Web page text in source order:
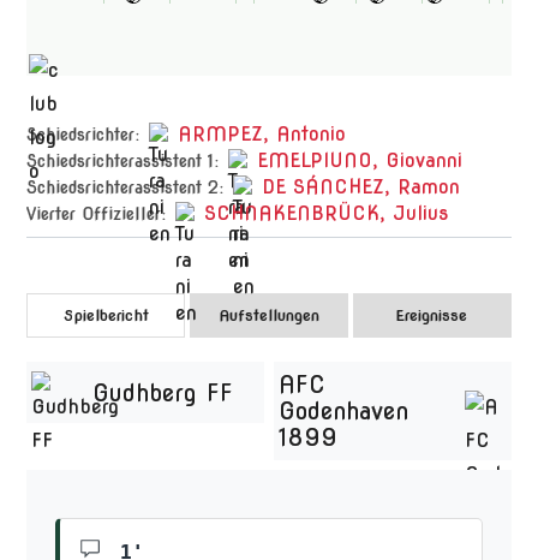
Schiedsrichter: ARMPEZ, Antonio
Schiedsrichterassistent 1: EMELPIUNO, Giovanni
Schiedsrichterassistent 2: DE SÁNCHEZ, Ramon
Vierter Offizieller: SCHNAKENBRÜCK, Julius
Spielbericht Aufstellungen Ereignisse
Gudhberg FF
AFC
Godenhaven
1899
1'